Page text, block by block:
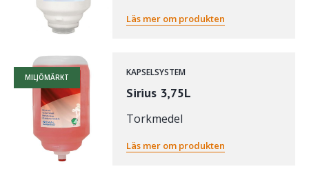
Läs mer om produkten
MILJÖMÄRKT KAPSELSYSTEM
Sirius 3,75L
Torkmedel
Läs mer om produkten